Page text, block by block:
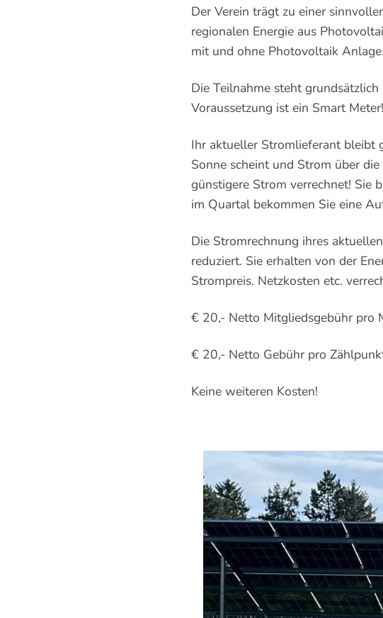
Der Verein trägt zu einer
regionalen Energie aus
mit und ohne Photovoltaik Anlage.
Die Teilnahme steht
Voraussetzung ist ein Smart Meter!
Ihr aktueller Stromlieferant bleibt
Sonne scheint und Strom über
günstigere Strom verrechnet! Sie
im Quartal bekommen Sie eine
Die Stromrechnung ihres
reduziert. Sie erhalten von der
Strompreis. Netzkosten etc.
€ 20,- Netto Mitgliedsgebühr pro
€ 20,- Netto Gebühr pro
Keine weiteren Kosten!